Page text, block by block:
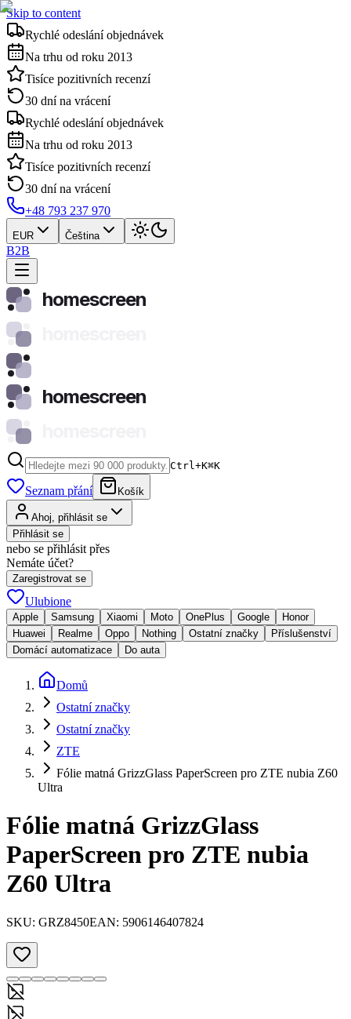
Skip to content
Rychlé odeslání objednávek
Na trhu od roku 2013
Tisíce pozitivních recenzí
30 dní na vrácení
Rychlé odeslání objednávek
Na trhu od roku 2013
Tisíce pozitivních recenzí
30 dní na vrácení
+48 793 237 970
EUR Čeština
B2B
homescreen
homescreen
Ctrl+K⌘K
Seznam přání Košík
Ahoj, přihlásit se
Přihlásit se
nebo se přihlásit přes
Nemáte účet?
Zaregistrovat se
Ulubione
Apple Samsung Xiaomi Moto OnePlus Google
Honor
Huawei
Realme Oppo Nothing Ostatní značky
Příslušenství
Domácí automatizace
Do auta
Domů
Ostatní značky
Ostatní značky
ZTE
Fólie matná GrizzGlass PaperScreen pro ZTE nubia Z60
Ultra
Fólie matná GrizzGlass
PaperScreen pro ZTE nubia
Z60 Ultra
SKU: GRZ8450EAN: 5906146407824